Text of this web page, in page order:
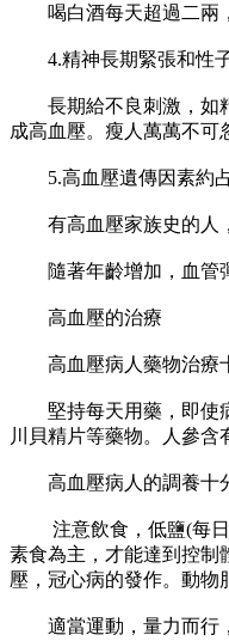
喝白酒每天超過二兩，
4.精神長期緊張和性子
長期給不良刺激，如精
成高血壓。瘦人萬萬不可
5.高血壓遺傳因素約占
有高血壓家族史的人，
隨著年齡增加，血管彈
高血壓的治療
高血壓病人藥物治療十
堅持每天用藥，即使病
川貝精片等藥物。人參含
高血壓病人的調養十分
注意飲食，低鹽(每日5
素食為主，才能達到控制
壓，冠心病的發作。動物
適當運動，量力而行，